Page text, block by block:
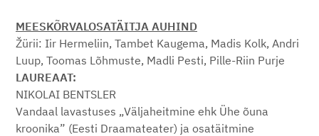
MEESKÕRVALOSATÄITJA AUHIND
Žürii: Iir Hermeliin, Tambet Kaugema, Madis Kolk, Andri
Luup, Toomas Lõhmuste, Madli Pesti, Pille-Riin Purje
LAUREAAT:
NIKOLAI BENTSLER
Vandaal lavastuses „Väljaheitmine ehk Ühe õuna
kroonika” (Eesti Draamateater) ja osatäitmine